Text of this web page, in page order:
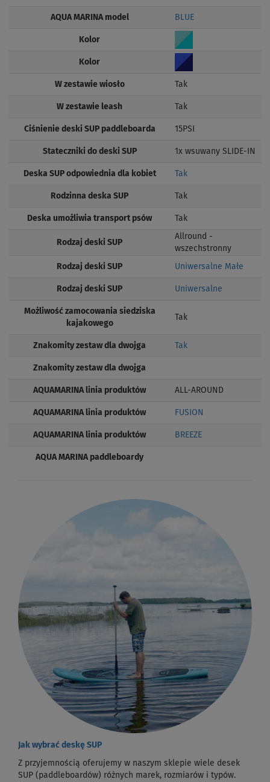
AQUA MARINA model BLUE
Kolor
Kolor
W zestawie wiosło Tak
W zestawie leash Tak
Ciśnienie deski SUP paddleboarda 15PSI
Stateczniki do deski SUP 1x wsuwany SLIDE-IN
Deska SUP odpowiednia dla kobiet Tak
Rodzinna deska SUP Tak
Deska umożliwia transport psów Tak
Rodzaj deski SUP
Allround -
wszechstronny
Rodzaj deski SUP Uniwersalne Małe
Rodzaj deski SUP Uniwersalne
Możliwość zamocowania siedziska
kajakowego
Tak
Znakomity zestaw dla dwojga Tak
Znakomity zestaw dla dwojga
AQUAMARINA linia produktów ALL-AROUND
AQUAMARINA linia produktów FUSION
AQUAMARINA linia produktów BREEZE
AQUA MARINA paddleboardy
Jak wybrać deskę SUP
Z przyjemnością oferujemy w naszym sklepie wiele desek
SUP (paddleboardów) różnych marek, rozmiarów i typów.